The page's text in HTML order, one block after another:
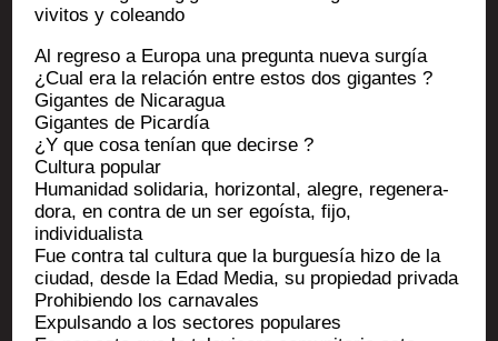
vivi­tos y coleando
Al regre­so a Euro­pa una pre­gun­ta nue­va surgía
¿Cual era la rela­ción entre estos dos gigantes ?
Gigantes de Nicaragua
Gigantes de Picardía
¿Y que cosa tenían que decirse ?
Cultu­ra popular
Huma­ni­dad soli­da­ria, hori­zon­tal, alegre, rege­ne­ra­
do­ra, en contra de un ser egoís­ta, fijo,
individualista
Fue contra tal cultu­ra que la bur­guesía hizo de la
ciu­dad, desde la Edad Media, su pro­pie­dad privada
Pro­hi­bien­do los carnavales
Expul­san­do a los sec­tores populares